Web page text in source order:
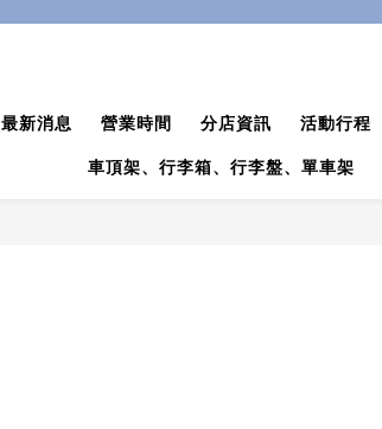
最新消息 營業時間 分店資訊 活動行程
車頂架、行李箱、行李盤、單車架